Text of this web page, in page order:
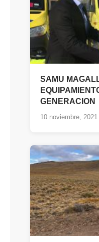
SAMU
GENERACION
10 noviembre, 2021